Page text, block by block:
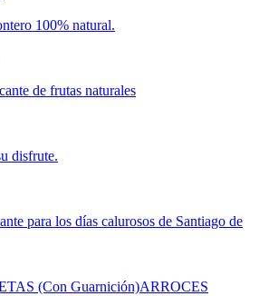
100% natural.
de frutas naturales
disfrute.
para los días calurosos de Santiago de
(Con Guarnición)ARROCES